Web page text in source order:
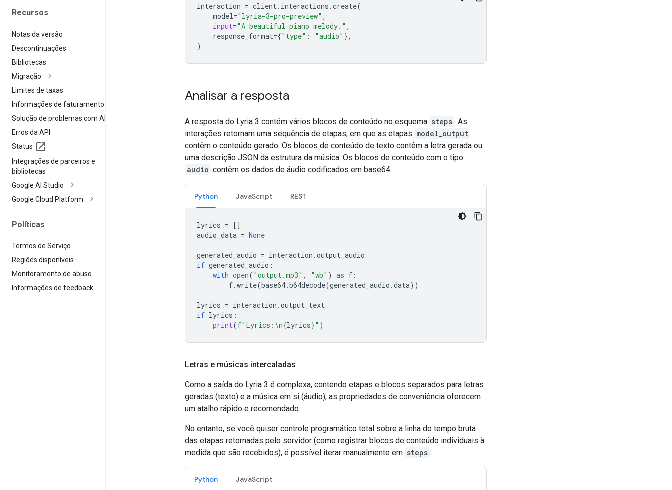
Recursos
Notas da versão
Descontinuações
Bibliotecas
Migração
Limites de taxas
Informações de faturamento
Solução de problemas com APIs
Erros da API
Status
Integrações de parceiros e
bibliotecas
Google AI Studio
Google Cloud Platform
Políticas
Termos de Serviço
Regiões disponíveis
Monitoramento de abuso
Informações de feedback
interaction = client. interactions .create(
model="lyria-3-pro-preview" ,
input="A beautiful piano melody." ,
response_format={"type" : "audio" },
)
Analisar a resposta
A resposta do Lyria 3 contém vários blocos de conteúdo no esquema steps . As
interações retornam uma sequência de etapas, em que as etapas model_output
contêm o conteúdo gerado. Os blocos de conteúdo de texto contêm a letra gerada ou
uma descrição JSON da estrutura da música. Os blocos de conteúdo com o tipo
audio contêm os dados de áudio codificados em base64.
Python JavaScript REST
lyrics = []
audio_data = None
generated_audio = interaction .output_audio
if generated_audio :
with open( "output.mp3" , "wb" ) as f :
f.write(base64.b64decode(generated_audio .data))
lyrics = interaction .output_text
if lyrics :
print(f"Lyrics: \n{lyrics}" )
Letras e músicas intercaladas
Como a saída do Lyria 3 é complexa, contendo etapas e blocos separados para letras
geradas (texto) e a música em si (áudio), as propriedades de conveniência oferecem
um atalho rápido e recomendado.
No entanto, se você quiser controle programático total sobre a linha do tempo bruta
das etapas retornadas pelo servidor (como registrar blocos de conteúdo individuais à
medida que são recebidos), é possível iterar manualmente em steps :
Python JavaScript